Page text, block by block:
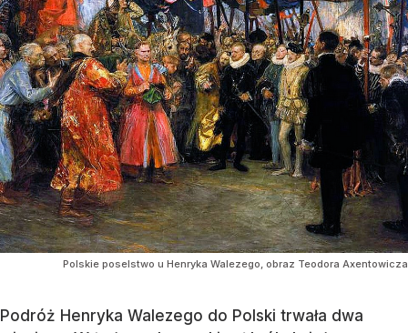
Polskie poselstwo u Henryka Walezego, obraz Teodora Axentowicza
Podróż Henryka Walezego do Polski trwała dwa